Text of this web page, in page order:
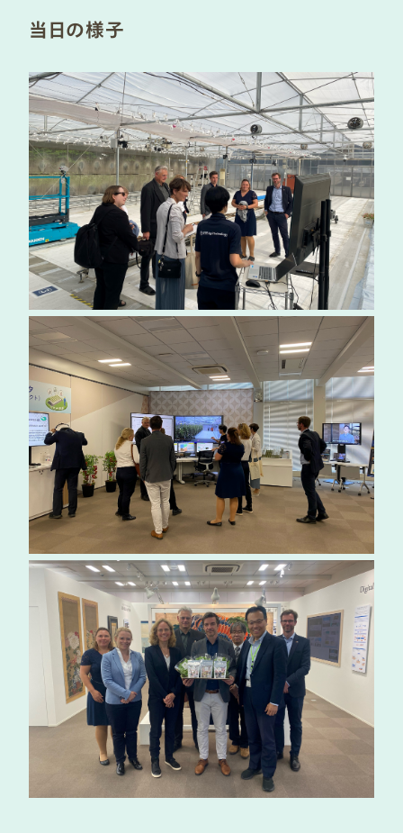
当日の様子